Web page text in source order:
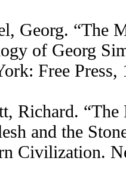
Georg. “The
of Georg
Free Press,
Richard. “The
and the
Civilization.